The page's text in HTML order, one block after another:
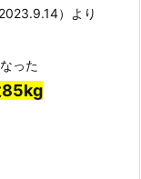
）より
った
85kg